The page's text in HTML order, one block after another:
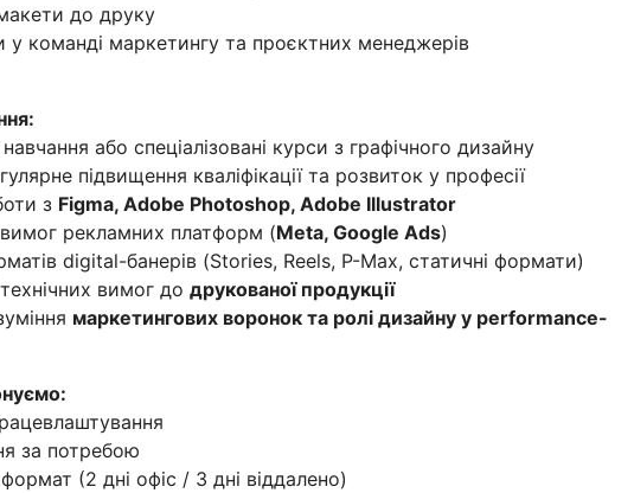
до друку
у команді маркетингу та проєктних менеджерів
або спеціалізовані курси з графічного дизайну
підвищення кваліфікації та розвиток у професії
з Figma, Adobe Photoshop, Adobe Illustrator
вимог рекламних платформ (Meta, Google Ads)
digital-банерів (Stories, Reels, P-Max, статичні формати)
вимог до друкованої продукції
маркетингових воронок та ролі дизайну у performance-
за потребою
(2 дні офіс / 3 дні віддалено)